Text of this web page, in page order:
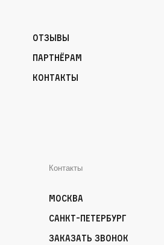
Отзывы
Партнёрам
Контакты
Контакты
Москва
Санкт-Петербург
Заказать звонок